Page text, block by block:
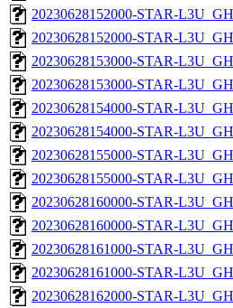
20230628152000-STAR-
20230628152000-STAR-
20230628153000-STAR-
20230628153000-STAR-
20230628154000-STAR-
20230628154000-STAR-
20230628155000-STAR-
20230628155000-STAR-
20230628160000-STAR-
20230628160000-STAR-
20230628161000-STAR-
20230628161000-STAR-
20230628162000-STAR-